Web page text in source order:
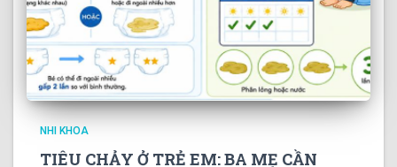
NHI KHOA
TIÊU CHẢY Ở TRẺ EM: BA MẸ CẦN